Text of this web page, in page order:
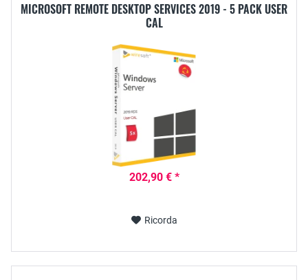
MICROSOFT REMOTE DESKTOP SERVICES 2019 - 5 PACK USER
CAL
202,90 € *
Ricorda